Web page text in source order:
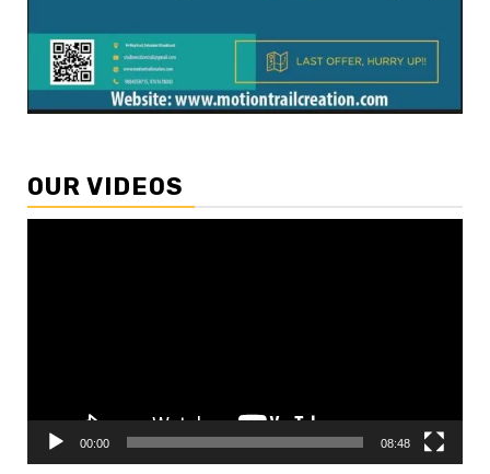
OUR VIDEOS
00:00 08:48